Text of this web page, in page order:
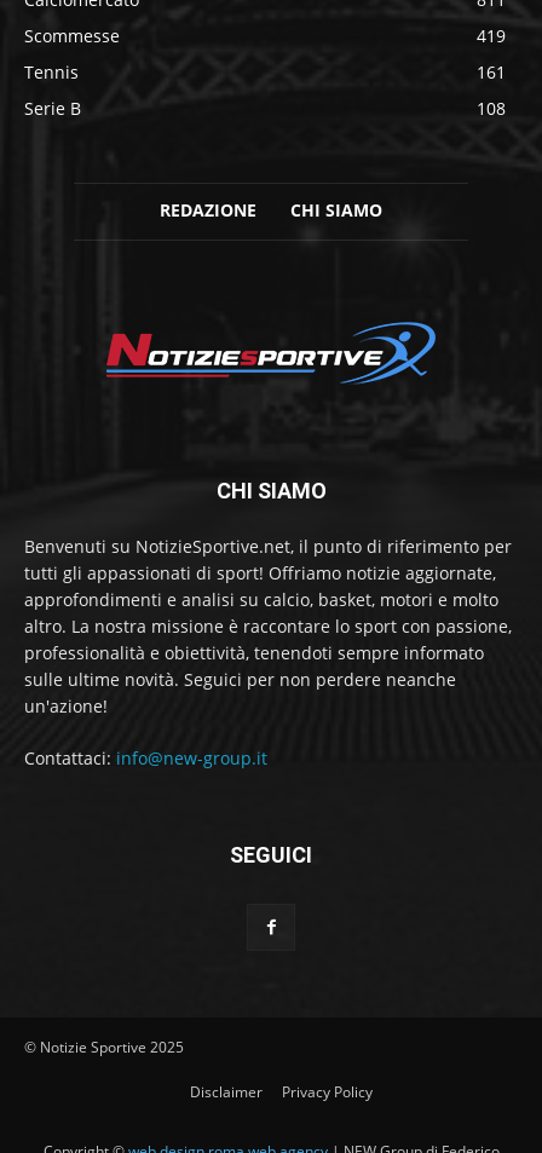
Scommesse
419
Tennis
161
Serie B
108
REDAZIONE CHI SIAMO
CHI SIAMO
Benvenuti su NotizieSportive.net, il punto di riferimento per
tutti gli appassionati di sport! Offriamo notizie aggiornate,
approfondimenti e analisi su calcio, basket, motori e molto
altro. La nostra missione è raccontare lo sport con passione,
professionalità e obiettività, tenendoti sempre informato
sulle ultime novità. Seguici per non perdere neanche
un'azione!
Contattaci: info@new-group.it
SEGUICI
© Notizie Sportive 2025
Disclaimer Privacy Policy